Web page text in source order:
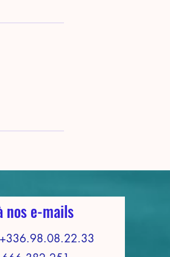
nos e-mails
+336.98.08.22.33